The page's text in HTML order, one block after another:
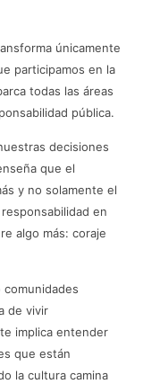
únicamente
participamos en la
todas las áreas
pública.
decisiones
que el
y no solamente el
en
algo más: coraje
de vivir
implica entender
que están
la cultura camina